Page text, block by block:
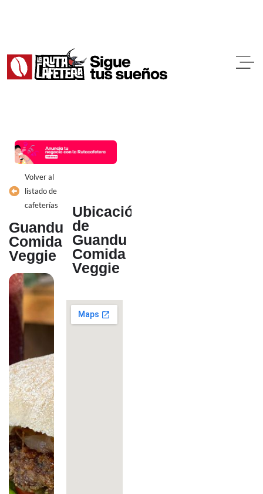
Volver al
listado de
cafeterías
Guandu
Comida
Veggie
Ubicación
de
Guandu
Comida
Veggie